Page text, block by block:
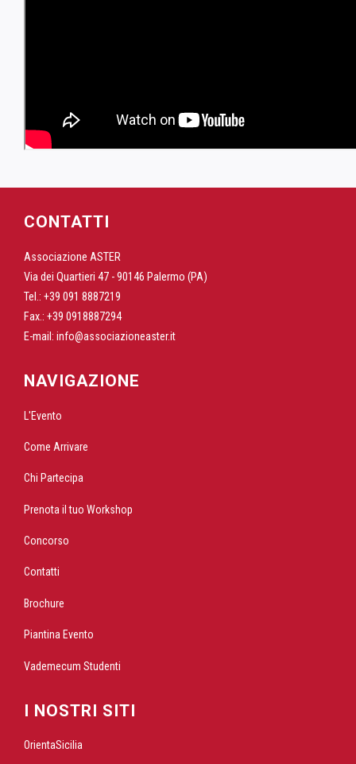
CONTATTI
Associazione ASTER
Via dei Quartieri 47 - 90146 Palermo (PA)
Tel.: +39 091 8887219
Fax.: +39 0918887294
E-mail: info@associazioneaster.it
NAVIGAZIONE
L'Evento
Come Arrivare
Chi Partecipa
Prenota il tuo Workshop
Concorso
Contatti
Brochure
Piantina Evento
Vademecum Studenti
I NOSTRI SITI
OrientaSicilia